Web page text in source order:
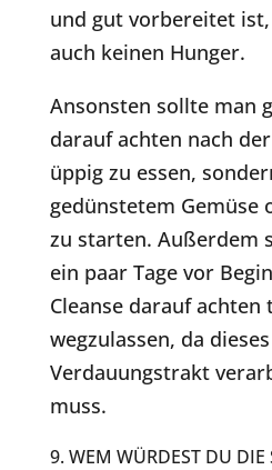
und gut vorbereitet
auch keinen Hunger.
Ansonsten sollte man
darauf achten nach
üppig zu essen,
gedünstetem Gemüse
zu starten. Außerdem
ein paar Tage vor
Cleanse darauf achten
wegzulassen, da
Verdauungstrakt
muss.
9. WEM WÜRDEST DU DIE